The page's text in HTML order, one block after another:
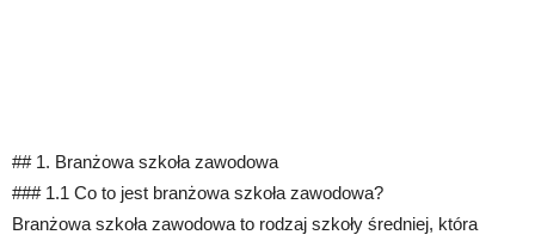
## 1. Branżowa szkoła zawodowa
### 1.1 Co to jest branżowa szkoła zawodowa?
Branżowa szkoła zawodowa to rodzaj szkoły średniej, która